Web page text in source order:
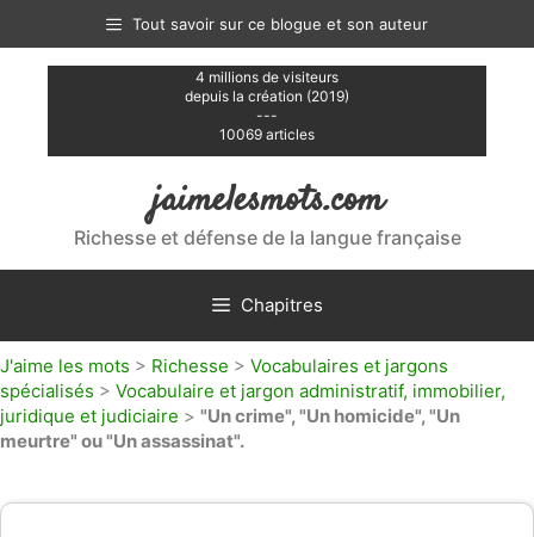
contenu
Tout savoir sur ce blogue et son auteur
4 millions de visiteurs
depuis la création (2019)
---
10069 articles
jaimelesmots.com
Richesse et défense de la langue française
Chapitres
J'aime les mots > Richesse > Vocabulaires et jargons
spécialisés > Vocabulaire et jargon administratif, immobilier,
juridique et judiciaire > "Un crime", "Un homicide", "Un
meurtre" ou "Un assassinat".